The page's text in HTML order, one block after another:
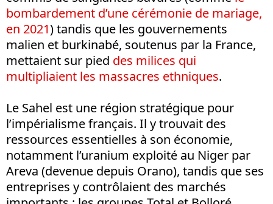
bombardement d’une cérémonie de mariage,
en 2021) tandis que les gouvernements
malien et burkinabé, soutenus par la France,
mettaient sur pied des milices qui
multipliaient les massacres ethniques.
Le Sahel est une région stratégique pour
l’impérialisme français. Il y trouvait des
ressources essentielles à son économie,
notamment l’uranium exploité au Niger par
Areva (devenue depuis Orano), tandis que ses
entreprises y contrôlaient des marchés